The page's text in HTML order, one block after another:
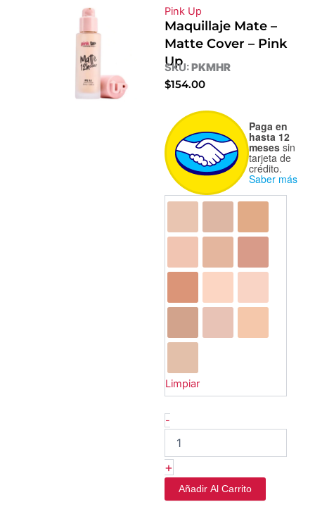
Pink Up
Maquillaje Mate –
Matte Cover – Pink
Up
SKU:PKMHR
$154.00
Paga en
hasta 12
meses sin
tarjeta de
crédito.
Saber más
Limpiar
-
Maquillaje
Mate
Matte
Cover
Pink
cantidad
+
Añadir Al Carrito